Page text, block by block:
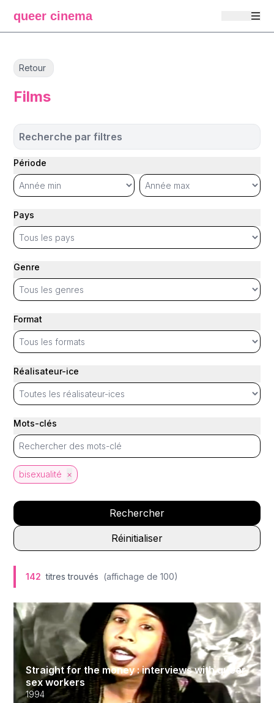
queer cinema
Retour
Films
Recherche par filtres
Période
Pays
Genre
Format
Réalisateur-ice
Mots-clés
bisexualité ×
Rechercher
Réinitialiser
142 titres trouvés (affichage de100)
Straight for the money : interviews with queer
sex workers
1994